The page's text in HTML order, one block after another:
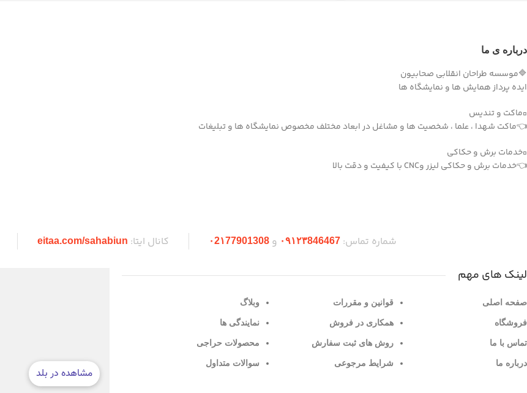
درباره ی ما
🔷موسسه طراحان انقلابی صحابیون
ایده پرداز همایش ها و نمایشگاه ها
▫️ماکت و تندیس
👈ماکت شهدا ، علما ، شخصیت ها و مشاغل در ابعاد مختلف مخصوص نمایشگاه ها و تبلیغات
▫️خدمات برش و حکاکی
👈خدمات برش و حکاکی لیزر وCNC با کیفیت و دقت بالا
شماره تماس: ۰۹۱۲۳846467 و ۰2۱77901308 کانال ایتا: eitaa.com/sahabiun
لینک های مهم
صفحه اصلی
فروشگاه
تماس با ما
درباره ما
قوانین و مقررات
همکاری در فروش
روش های ثبت سفارش
شرایط مرجوعی
وبلاگ
نمایندگی ها
محصولات حراجی
سوالات متداول